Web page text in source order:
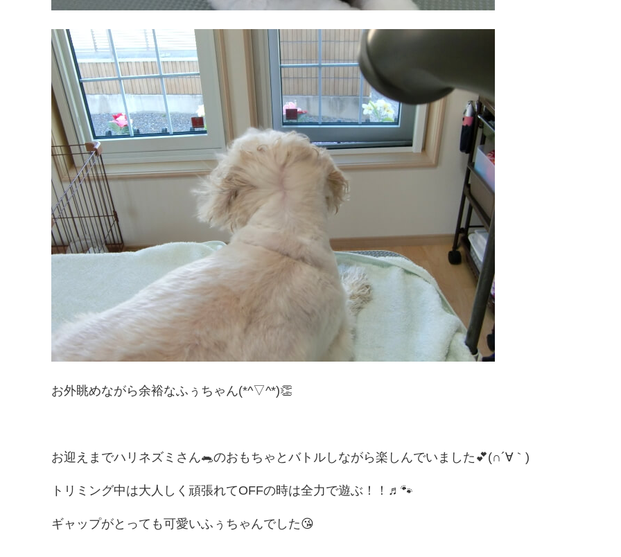
お外眺めながら余裕なふぅちゃん(*^▽^*)👏
お迎えまでハリネズミさん🐀のおもちゃとバトルしながら楽しんでいました💕(∩´∀｀)
トリミング中は大人しく頑張れてOFFの時は全力で遊ぶ！！♬🐾
ギャップがとっても可愛いふぅちゃんでした😘